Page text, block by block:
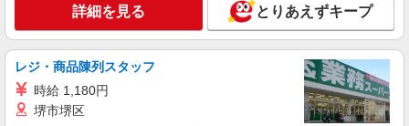
ィブ支給(規定有) ★月2回払い・週払い可能（規程
有）★ ゜・。○。・゜+゜・。○。・゜+゜
キープ 詳細を見る
紹介予定派遣
株式会社シエロ
人気機種に詳しくなれる携帯販売【docomo】
詳細を見る とりあえずキープ
レジ・商品陳列スタッフ
時給 1,180円
堺市堺区